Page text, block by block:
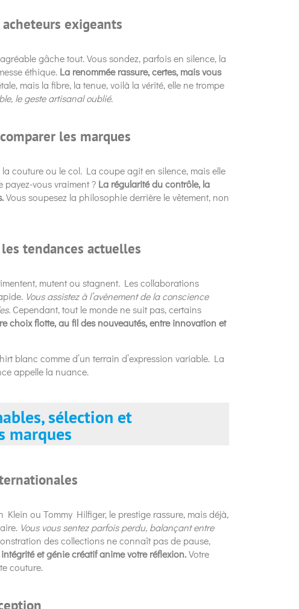
exigeants
gâche tout. Vous sondez, parfois en silence, la
éthique. La renommée rassure, certes, mais vous
mais la fibre, la tenue, voilà la vérité, elle ne trompe
le geste artisanal oublié.
les marques
couture ou le col. La coupe agit en silence, mais elle
vous vraiment ? La régularité du contrôle, la
Vous soupesez la philosophie derrière le vêtement, non
tendances actuelles
mutent ou stagnent. Les collaborations
Vous assistez à l’avènement de la conscience
Cependant, tout le monde ne suit pas, certains
choix flotte, au fil des nouveautés, entre innovation et
blanc comme d’un terrain d’expression variable. La
appelle la nuance.
sélection et
marques
ou Tommy Hilfiger, le prestige rassure, mais déjà,
Vous vous sentez parfois perdu, balançant entre
des collections ne connaît pas de pause,
et génie créatif anime votre réflexion.Votre
couture.